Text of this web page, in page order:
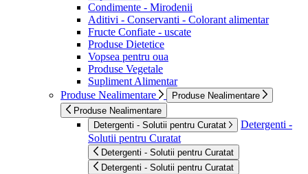
Condimente - Mirodenii
Aditivi - Conservanti - Colorant alimentar
Fructe Confiate - uscate
Produse Dietetice
Vopsea pentru oua
Produse Vegetale
Supliment Alimentar
Produse Nealimentare
Produse Nealimentare
Produse Nealimentare
Detergenti - Solutii pentru Curatat
Detergenti -
Solutii pentru Curatat
Detergenti - Solutii pentru Curatat
Detergenti - Solutii pentru Curatat